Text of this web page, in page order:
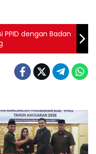
PPID dengan Badan